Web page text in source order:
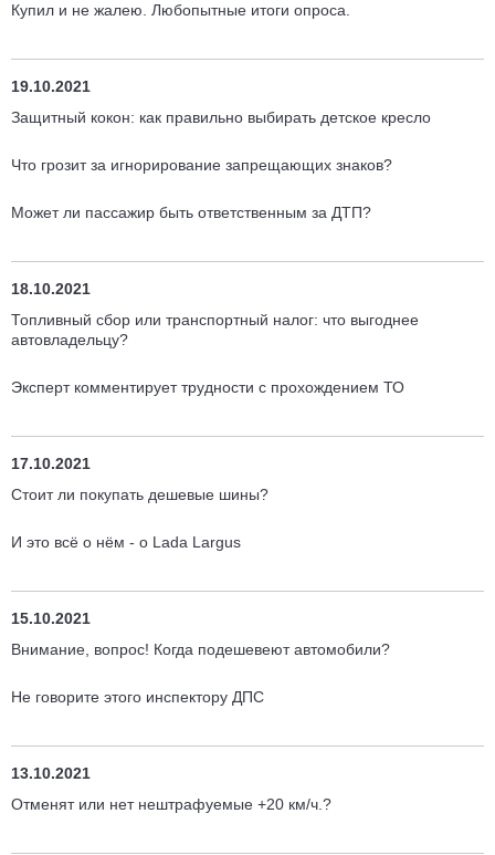
Купил и не жалею. Любопытные итоги опроса.
19.10.2021
Защитный кокон: как правильно выбирать детское кресло
Что грозит за игнорирование запрещающих знаков?
Может ли пассажир быть ответственным за ДТП?
18.10.2021
Топливный сбор или транспортный налог: что выгоднее
автовладельцу?
Эксперт комментирует трудности с прохождением ТО
17.10.2021
Стоит ли покупать дешевые шины?
И это всё о нём - о Lada Largus
15.10.2021
Внимание, вопрос! Когда подешевеют автомобили?
Не говорите этого инспектору ДПС
13.10.2021
Отменят или нет нештрафуемые +20 км/ч.?